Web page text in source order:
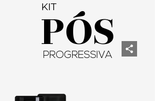
KIT
PÓS
PROGRESSIVA